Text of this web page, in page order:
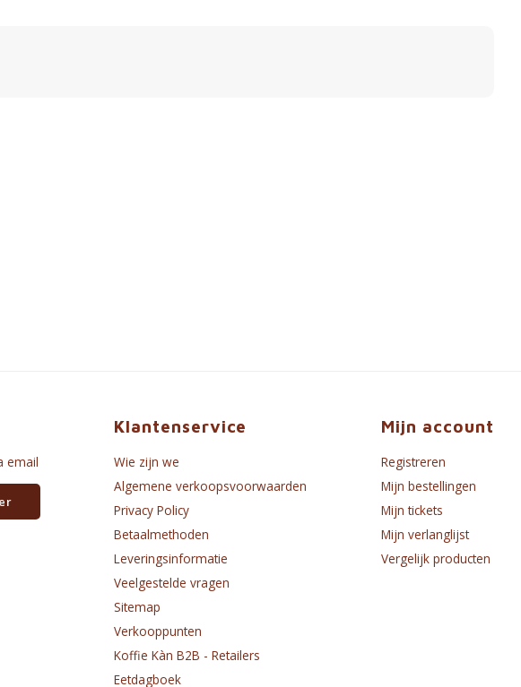
email
Klantenservice
Wie zijn we
Algemene verkoopsvoorwaarden
Privacy Policy
Betaalmethoden
Leveringsinformatie
Veelgestelde vragen
Sitemap
Verkooppunten
Koffie Kàn B2B - Retailers
Eetdagboek
Mijn account
Registreren
Mijn bestellingen
Mijn tickets
Mijn verlanglijst
Vergelijk producten